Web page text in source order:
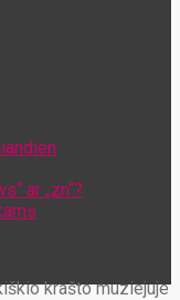
ar „zn“?
krašto muziejuje